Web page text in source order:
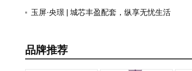
玉屏·央璟 | 城芯丰盈配套，纵享无忧生活
2026年
品牌推荐